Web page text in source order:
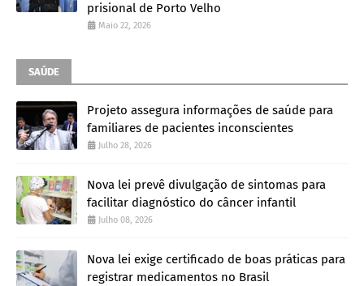
prisional de Porto Velho
Maio 22, 2026
SAÚDE
Projeto assegura informações de saúde para
familiares de pacientes inconscientes
Julho 28, 2026
Nova lei prevê divulgação de sintomas para
facilitar diagnóstico do câncer infantil
Julho 08, 2026
Nova lei exige certificado de boas práticas para
registrar medicamentos no Brasil